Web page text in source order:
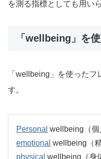
を測る指標としても用い
「wellbeing」を
「wellbeing」を使った
す。
Personal wellbeing（個
emotional wellbeing（
physical wellbeing（身